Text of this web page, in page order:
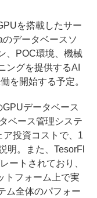
を搭載したサー
データベースソ
、POC環境、機械
ングを提供するAI
を開始する予定。
データベース
ベース管理システ
ア投資コストで、1
明。また、TesorFl
ートされており、
トフォーム上で実
ム全体のパフォー